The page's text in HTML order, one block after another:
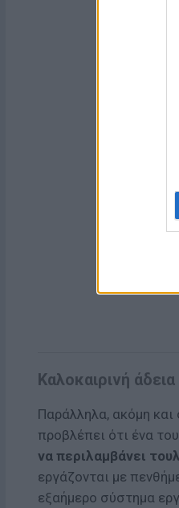
Καλοκαιρινή
Παράλληλα, ακόμη και
προβλέπει ότι ένα
να περιλαμβάνει
εργάζονται με
εξαήμερο σύστημα